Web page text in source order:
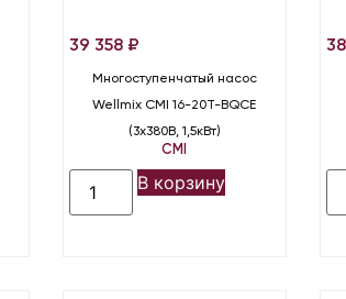
39 358 ₽
Многоступенчатый насос
Wellmix CMI 16-20T-BQCE
(3х380В, 1,5кВт)
CMI
В корзину